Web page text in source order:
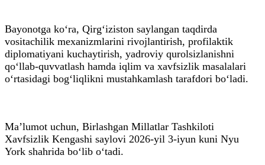
Bayonotga ko‘ra, Qirg‘iziston saylangan taqdirda
vositachilik mexanizmlarini rivojlantirish, profilaktik
diplomatiyani kuchaytirish, yadroviy qurolsizlanishni
qo‘llab-quvvatlash hamda iqlim va xavfsizlik masalalari
o‘rtasidagi bog‘liqlikni mustahkamlash tarafdori bo‘ladi.
Ma’lumot uchun, Birlashgan Millatlar Tashkiloti
Xavfsizlik Kengashi saylovi 2026-yil 3-iyun kuni Nyu
York shahrida bo‘lib o‘tadi.